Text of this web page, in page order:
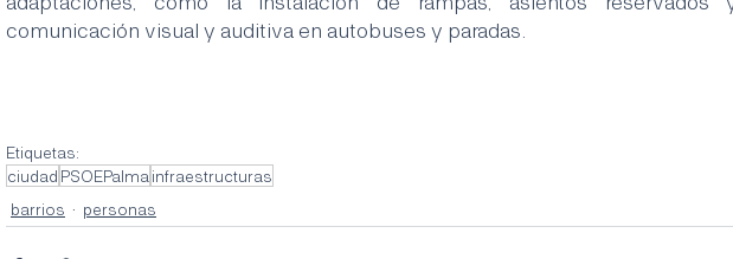
comunicación visual y auditiva en autobuses y paradas.
Etiquetas:
ciudad PSOEPalma infraestructuras
barrios
personas